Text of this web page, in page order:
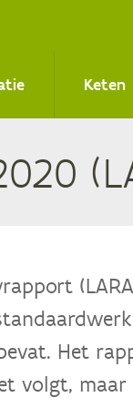
Keten
(
Het
volgt,